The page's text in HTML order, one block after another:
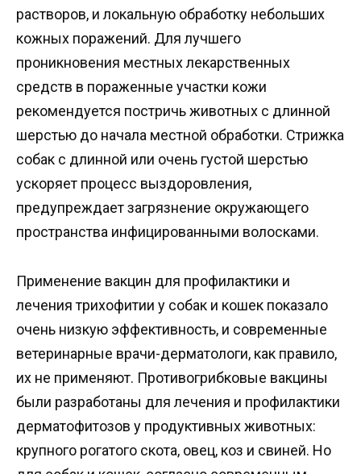
растворов, и локальную обработку небольших
кожных поражений. Для лучшего
проникновения местных лекарственных
средств в пораженные участки кожи
рекомендуется постричь животных с длинной
шерстью до начала местной обработки. Стрижка
собак с длинной или очень густой шерстью
ускоряет процесс выздоровления,
предупреждает загрязнение окружающего
пространства инфицированными волосками.
Применение вакцин для профилактики и
лечения трихофитии у собак и кошек показало
очень низкую эффективность, и современные
ветеринарные врачи-дерматологи, как правило,
их не применяют. Противогрибковые вакцины
были разработаны для лечения и профилактики
дерматофитозов у продуктивных животных:
крупного рогатого скота, овец, коз и свиней. Но